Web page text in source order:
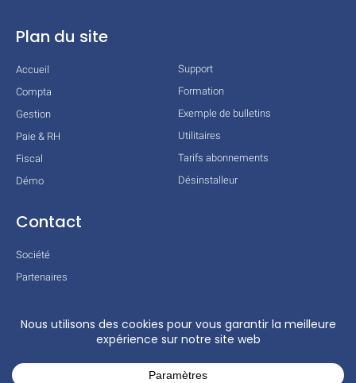
Plan du site
Accueil
Compta
Gestion
Paie & RH
Fiscal
Démo
Support
Formation
Exemple de bulletins
Utilitaires
Tarifs abonnements
Désinstalleur
Contact
Société
Partenaires
Mentions légales
Conditions générales
Actualités